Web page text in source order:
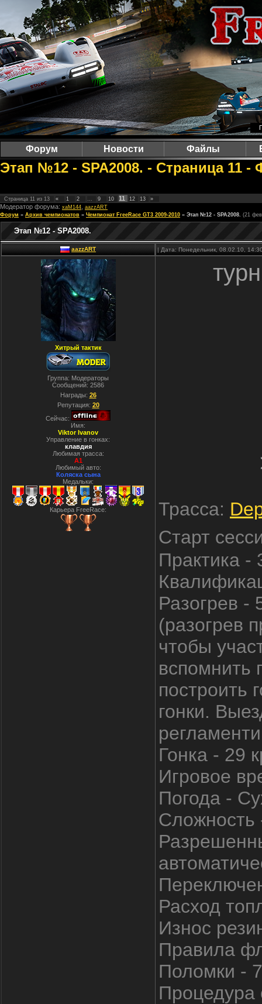
Форум Новости Файлы
Этап №12 - SPA2008. - Страница 11
Страница 11 из 13 « 1 2 … 9 10 11 12 13 »
Модератор форума: xaM144 aazzART
Форум » Архив чемпионатов » Чемпионат FreeRace GT3 2009-2010 » Этап №12 - SPA2008. (21
Этап №12 - SPA2008.
aazzART | Дата: Понедельник, 08.02.10,
Хитрый тактик
Группа: Модераторы
Сообщений: 2586
Награды: 26
Репутация: 20
Сейчас:
Имя:
Viktor Ivanov
Управление в гонках:
клавдия
Любимая трасса:
A1
Любимый авто:
Коляска сына
Медальки:
Карьера FreeRace: Трасса:
Старт
Практика -
Разогрев -
(разогрев
чтобы
вспомнить
построить
гонки.
Гонка - 29
Игровое
Погода -
Сложность
Расход
Износ
Правила
Поломки -
Процедура